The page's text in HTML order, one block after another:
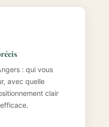
: qui vous
avec quelle
clair